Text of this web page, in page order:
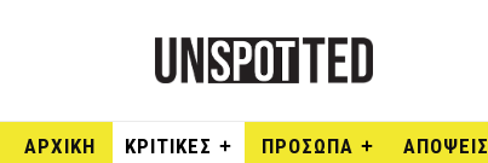
ΑΡΧΙΚΉ ΚΡΙΤΙΚΕΣ ΠΡΟΣΩΠΑ ΑΠΟΨΕΙΣ